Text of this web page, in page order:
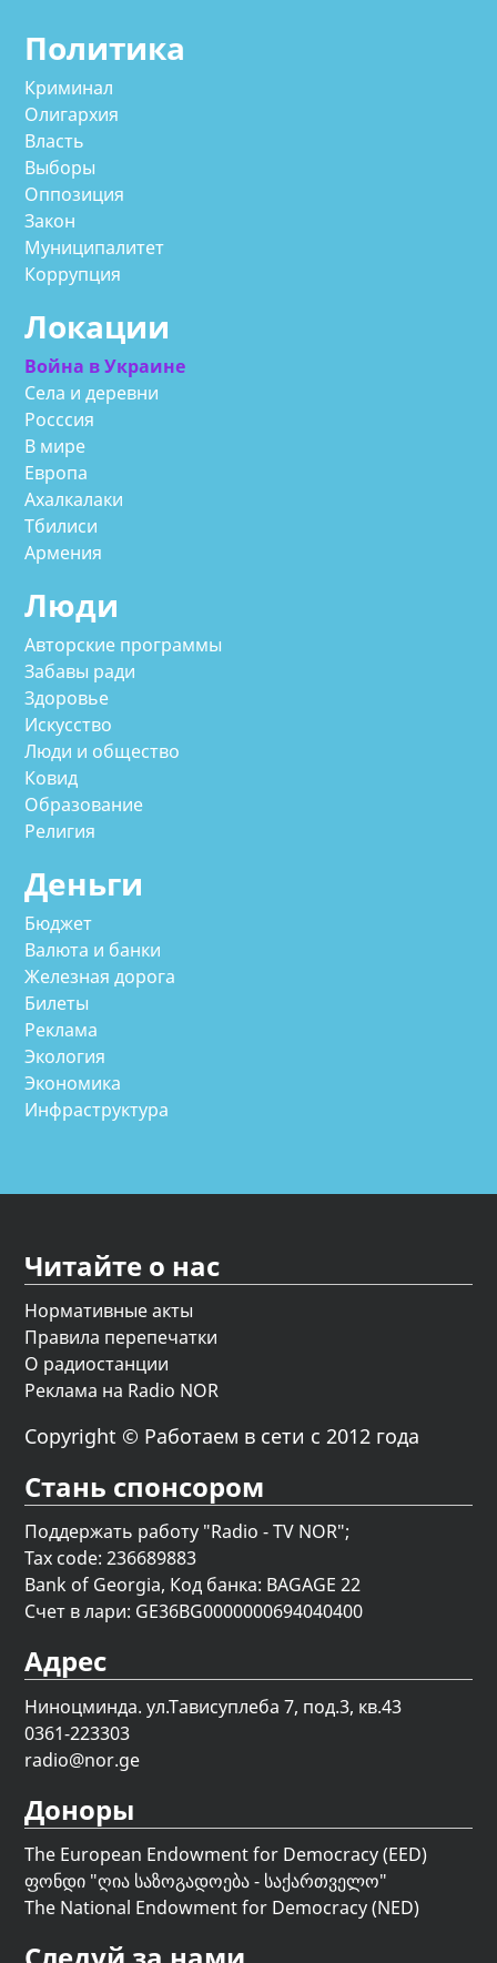
Политика
Криминал
Олигархия
Власть
Выборы
Оппозиция
Закон
Муниципалитет
Коррупция
Локации
Война в Украине
Села и деревни
Росссия
В мире
Европа
Ахалкалаки
Тбилиси
Армения
Люди
Авторские программы
Забавы ради
Здоровье
Искусство
Люди и общество
Ковид
Образование
Религия
Деньги
Бюджет
Валюта и банки
Железная дорога
Билеты
Реклама
Экология
Экономика
Инфраструктура
Читайте о нас
Нормативные акты
Правила перепечатки
О радиостанции
Реклама на Radio NOR
Copyright © Работаем в сети с 2012 года
Стань спонсором
Поддержать работу "Radio - TV NOR";
Tax code: 236689883
Bank of Georgia, Код банка: BAGAGE 22
Счет в лари: GE36BG0000000694040400
Адрес
Ниноцминда. ул.Тависуплеба 7, под.3, кв.43
0361-223303
radio@nor.ge
Доноры
The European Endowment for Democracy (EED)
ფონდი "ღია საზოგადოება - საქართველო"
The National Endowment for Democracy (NED)